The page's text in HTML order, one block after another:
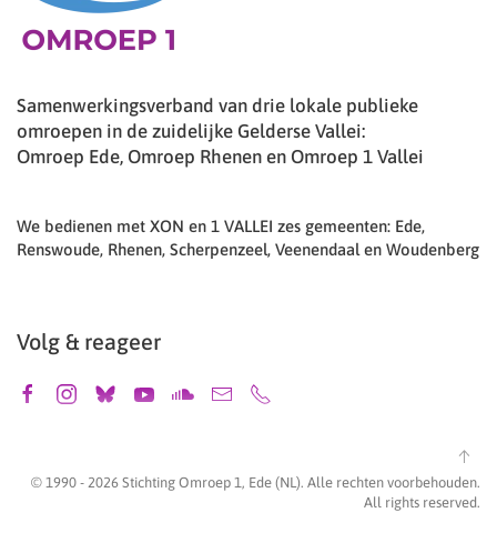
Samenwerkingsverband van drie lokale publieke
omroepen in de zuidelijke Gelderse Vallei:
Omroep Ede, Omroep Rhenen en Omroep 1 Vallei
We bedienen met XON en 1 VALLEI zes gemeenten: Ede,
Renswoude, Rhenen, Scherpenzeel, Veenendaal en Woudenberg
Volg & reageer
© 1990 - 2026 Stichting Omroep 1, Ede (NL). Alle rechten voorbehouden.
All rights reserved.